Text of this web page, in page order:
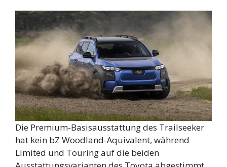
Die Premium-Basisausstattung des Trailseeker
hat kein bZ Woodland-Äquivalent, während
Limited und Touring auf die beiden